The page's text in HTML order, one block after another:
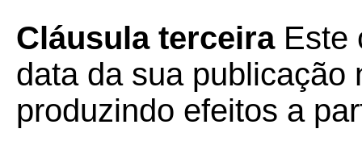
Cláusula terceiraEste
data da sua publicação
produzindo efeitos a